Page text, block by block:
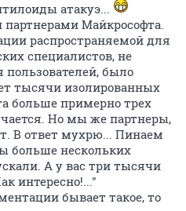
атакуэ...
Майкрософта.
распространяемой для
специалистов, не
было
тысячи изолированных
больше примерно трех
Но мы же партнеры,
В ответ мухрю... Пинаем
больше нескольких
А у вас три тысячи
интересно!..."
бывает такое, то